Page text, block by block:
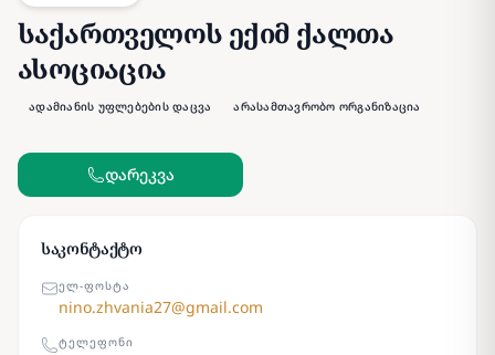
საქართველოს ექიმ ქალთა
ასოციაცია
ადამიანის უფლებების დაცვა არასამთავრობო ორგანიზაცია
დარეკვა
საკონტაქტო
ᲔᲚ-ᲤᲝᲡᲢᲐ
nino.zhvania27@gmail.com
ᲢᲔᲚᲔᲤᲝᲜᲘ